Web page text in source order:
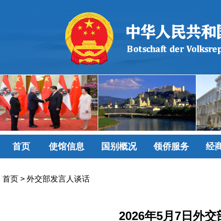
首页 使馆信息 国别概况 领侨服务 经
首页 > 外交部发言人谈话
2026年5月7日外